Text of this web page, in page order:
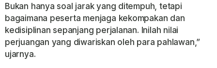
Bukan hanya soal jarak yang ditempuh, tetapi
bagaimana peserta menjaga kekompakan dan
kedisiplinan sepanjang perjalanan. Inilah nilai
perjuangan yang diwariskan oleh para pahlawan,”
ujarnya.